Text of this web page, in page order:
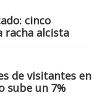
cinco
racha alcista
de visitantes en
sube un 7%